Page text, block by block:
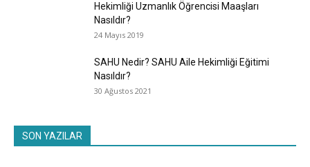
Hekimliği Uzmanlık Öğrencisi Maaşları
Nasıldır?
24 Mayıs 2019
SAHU Nedir? SAHU Aile Hekimliği Eğitimi
Nasıldır?
30 Ağustos 2021
SON YAZILAR